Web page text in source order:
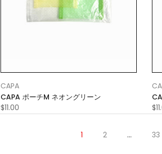
CAPA
CAPA ポーチM ネオングリーン
$11.00
1 2 … 33